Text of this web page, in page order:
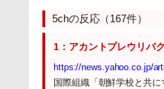
5chの反応（167件）
1：アカントプレウリバ
https://news.yahoo.co.jp/
国際組織「朝鮮学校と共